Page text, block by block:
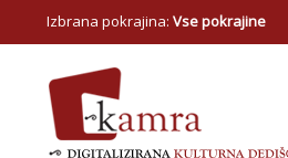
Izbrana pokrajina: Vse pokrajine